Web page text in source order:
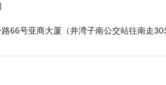
66号亚商大厦（井湾子南公交站往南走30